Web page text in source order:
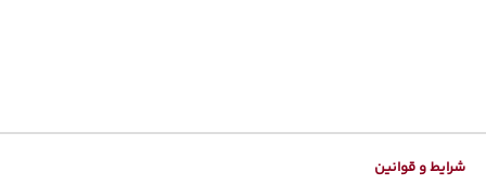
شرایط و قوانین